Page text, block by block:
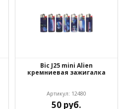
Bic J25 mini Alien
кремниевая зажигалка
Артикул: 12480
50 руб.